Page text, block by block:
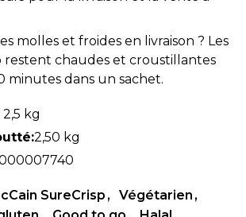
molles et froides en livraison ? Les
restent chaudes et croustillantes
minutes dans un sachet.
2,5 kg
2,50 kg
SureCrisp
Végétarien